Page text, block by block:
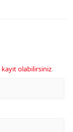
kayıt olabilirsiniz.